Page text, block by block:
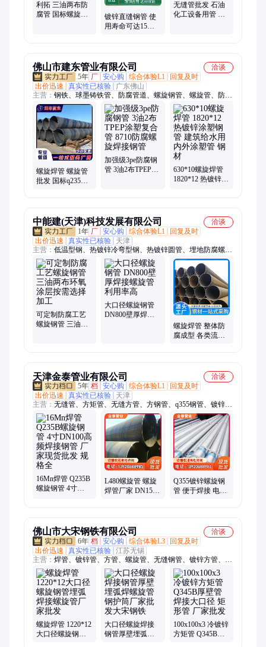
利拓 三油两布防
腐管 国标螺旋焊
镀锌直缝钢管 使
用寿命可达15年
无缝管批发 石油
化工设备用管 结
佛山市建东管业有限公司
洽谈
5年 厂 安心购 综合体验L1
回复及时
出价迅速
真实性已核验
广东佛山
主营： 钢铁、球墨铸铁管、防腐管道、螺旋钢管、螺旋管、防腐
涂塑钢管、焊接钢管、ipn8710防腐钢管、防腐钢管、直缝钢
管、涂塑钢管、精密钢管、大口径钢管、tpep防腐钢管、内外涂
塑钢管、防腐无缝钢管、无缝钢管、钢材、防腐加工、新兴铸
管、管材、钢板卷管、钢护筒、焊管
螺旋焊管 螺旋管
批发 国标q235材
加强级3pe防腐钢
管 3油2布TPEP涂
630*10螺旋焊管
1820*12 热镀锌涂
中能建(天津)科技发展有限公司
洽谈
1年 厂 安心购 综合体验L1
回复及时
出价迅速
真实性已核验
天津
主营： 低温型钢、热镀锌冷弯型钢、热镀锌圆管、埋地防腐螺旋
焊管、承插式防腐螺旋焊管、顶管专用防腐螺旋焊管、内外环氧
防腐螺旋焊管、耐高温防腐螺旋焊管、热镀锌无缝钢管、镀锌无
缝钢管、消防镀锌钢管、热浸镀锌空心钢管、焊接不锈钢管、镀
锌Q355B方管、大棚骨架镀锌圆管、不锈钢焊管、不锈钢工业焊
管、工业级不锈钢焊管、流体输送焊管、大口径不锈钢焊管、抛
光不锈钢焊管、欧标H型钢、欧标型钢、欧标角钢、矩形方管
可定制防腐工艺
螺旋钢管 三油两
大口径螺旋钢管
DN800壁厚焊接
螺旋焊管 整体防
腐成型 各类流体
天津金泰管业有限公司
洽谈
5年 档 安心购 综合体验L1
回复及时
出价迅速
真实性已核验
天津
主营： 无缝管、方矩管、无缝方管、方钢管、q355钢管、镀锌钢
管、石油套管、无缝钢管、Q235B镀锌管、Q355B方管、大口径
无缝钢管、Q355D方管、槽钢、H型钢、镀锌方管、镀锌管、镀
锌角钢、镀锌槽钢、镀锌H型钢、镀锌工字钢、镀锌花纹钢板、
镀锌板、低温容器板、镀锌直缝焊管、镀锌花纹板
16Mn焊管 Q235B
螺旋钢管 4寸
L480螺旋管 螺旋
焊管厂家 DN1500
Q355镀锌螺旋钢
管 便于焊接 电力
佛山市大宋钢铁有限公司
洽谈
6年 档 安心购 综合体验L3
回复及时
出价迅速
真实性已核验 江苏无锡
主营： 焊管、镀锌管、方管、螺旋管、无缝钢管、镀锌方管、方
矩管、钢护筒、衬塑管、无缝管、角钢、槽钢
螺旋焊管 1220*12
大口径螺旋钢管
大口径螺旋焊接
钢管厚壁埋弧焊
100x100x3 冷镀锌
方矩管 Q345B厚